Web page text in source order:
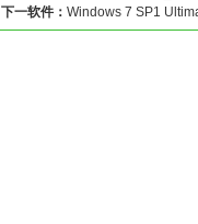
下一软件： Windows 7 SP1